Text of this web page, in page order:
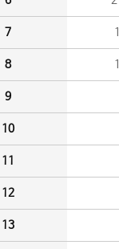
7
8
9
10
11
12
13